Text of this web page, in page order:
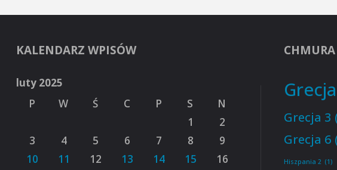
KALENDARZ WPISÓW
luty 2025
P
W Ś C P S
N
1
2
3
4 5 6 7 8
9
10
11 12 13 14 15 16
Grecja 3
Grecja 6
Hiszpania 2 (1)